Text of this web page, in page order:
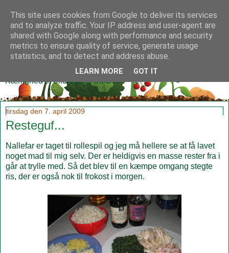
Klidmoster.dk
Kærlighed til økologi og SMØR!
tirsdag den 7. april 2009
Resteguf...
Nallefar er taget til rollespil og jeg må hellere se at få lavet
noget mad til mig selv. Der er heldigvis en masse rester fra i
går at trylle med. Så det blev til en kæmpe omgang stegte
ris, der er også nok til frokost i morgen.
This site uses cookies from Google to deliver its services
and to analyze traffic. Your IP address and user-agent are
shared with Google along with performance and security
metrics to ensure quality of service, generate usage
statistics, and to detect and address abuse.
LEARN MORE GOT IT